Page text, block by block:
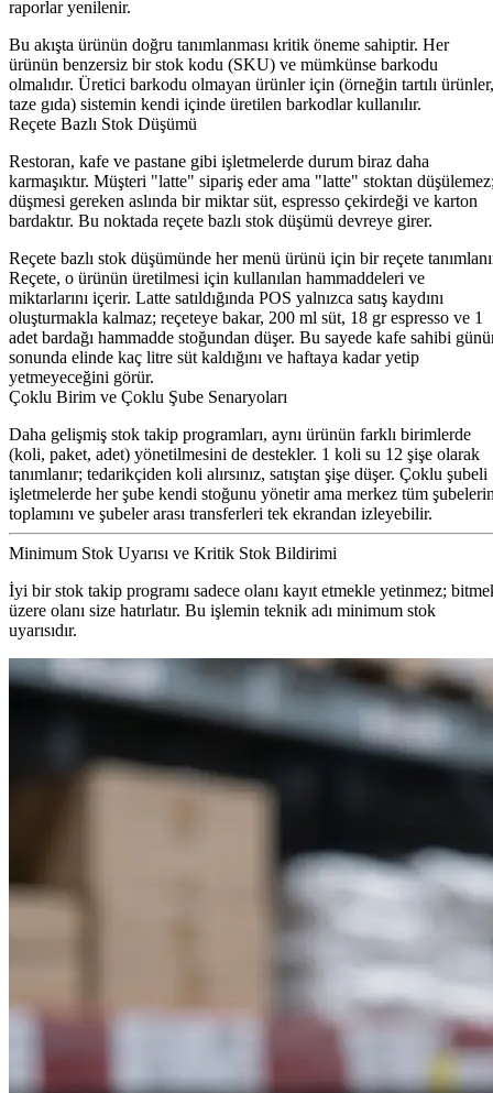
raporlar yenilenir.
Bu akışta ürünün doğru tanımlanması kritik öneme sahiptir. Her
ürünün benzersiz bir stok kodu (SKU) ve mümkünse barkodu
olmalıdır. Üretici barkodu olmayan ürünler için (örneğin tartılı ürünler,
taze gıda) sistemin kendi içinde üretilen barkodlar kullanılır.
Reçete Bazlı Stok Düşümü
Restoran, kafe ve pastane gibi işletmelerde durum biraz daha
karmaşıktır. Müşteri "latte" sipariş eder ama "latte" stoktan
düşmesi gereken aslında bir miktar süt, espresso çekirdeği ve karton
bardaktır. Bu noktada reçete bazlı stok düşümü devreye girer.
Reçete bazlı stok düşümünde her menü ürünü için bir reçete
Reçete, o ürünün üretilmesi için kullanılan hammaddeleri ve
miktarlarını içerir. Latte satıldığında POS yalnızca satış kaydını
oluşturmakla kalmaz; reçeteye bakar, 200 ml süt, 18 gr espresso ve 1
adet bardağı hammadde stoğundan düşer. Bu sayede kafe sahibi
sonunda elinde kaç litre süt kaldığını ve haftaya kadar yetip
yetmeyeceğini görür.
Çoklu Birim ve Çoklu Şube Senaryoları
Daha gelişmiş stok takip programları, aynı ürünün farklı birimlerde
(koli, paket, adet) yönetilmesini de destekler. 1 koli su 12 şişe olarak
tanımlanır; tedarikçiden koli alırsınız, satıştan şişe düşer. Çoklu şubeli
işletmelerde her şube kendi stoğunu yönetir ama merkez tüm
toplamını ve şubeler arası transferleri tek ekrandan izleyebilir.
Minimum Stok Uyarısı ve Kritik Stok Bildirimi
İyi bir stok takip programı sadece olanı kayıt etmekle yetinmez;
üzere olanı size hatırlatır. Bu işlemin teknik adı minimum stok
uyarısıdır.